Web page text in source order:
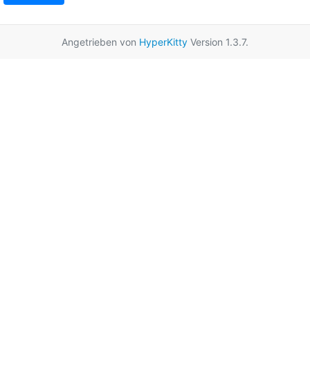
Angetrieben von HyperKitty Version 1.3.7.